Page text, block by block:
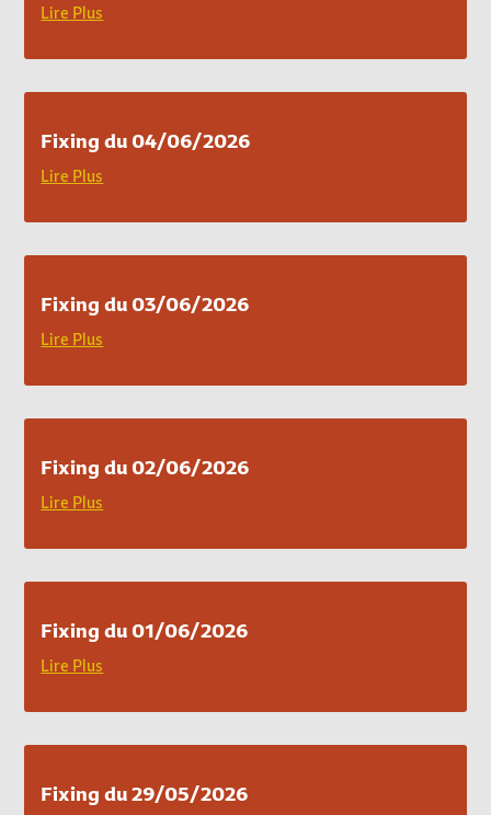
Lire Plus
Fixing du 04/06/2026
Lire Plus
Fixing du 03/06/2026
Lire Plus
Fixing du 02/06/2026
Lire Plus
Fixing du 01/06/2026
Lire Plus
Fixing du 29/05/2026